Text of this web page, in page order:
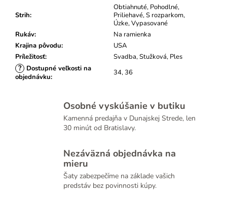
Strih:
Obtiahnuté, Pohodlné,
Priliehavé, S rozparkom,
Úzke, Vypasované
Rukáv:
Na ramienka
Krajina pôvodu:
USA
Príležitosť: Svadba, Stužková, Ples
?
Dostupné veľkosti na
objednávku: 34, 36
Osobné vyskúšanie v butiku
Kamenná predajňa v Dunajskej Strede, len
30 minút od Bratislavy.
Nezáväzná objednávka na
mieru
Šaty zabezpečíme na základe vašich
predstáv bez povinnosti kúpy.